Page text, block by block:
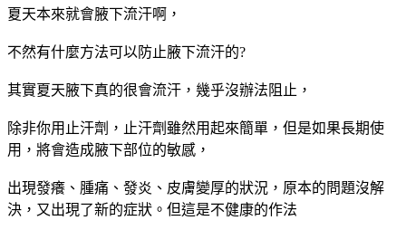
夏天本來就會腋下流汗啊，
不然有什麼方法可以防止腋下流汗的?
其實夏天腋下真的很會流汗，幾乎沒辦法阻止，
除非你用止汗劑，止汗劑雖然用起來簡單，但是如果長期使
用，將會造成腋下部位的敏感，
出現發癢、腫痛、發炎、皮膚變厚的狀況，原本的問題沒解
決，又出現了新的症狀。但這是不健康的作法